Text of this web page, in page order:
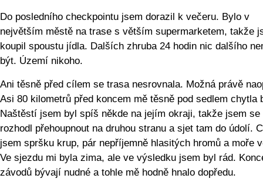
Do posledního checkpointu jsem dorazil k večeru. Bylo v
největším městě na trase s větším supermarketem, takže
koupil spoustu jídla. Dalších zhruba 24 hodin nic dalšího
být. Území nikoho.
Ani těsně před cílem se trasa nesrovnala. Možná právě
Asi 80 kilometrů před koncem mě těsně pod sedlem chytla
Naštěstí jsem byl spíš někde na jejím okraji, takže jsem se
rozhodl přehoupnout na druhou stranu a sjet tam do údolí.
jsem spršku krup, pár nepříjemně hlasitých hromů a moře
Ve sjezdu mi byla zima, ale ve výsledku jsem byl rád.
závodů bývají nudné a tohle mě hodně hnalo dopředu.